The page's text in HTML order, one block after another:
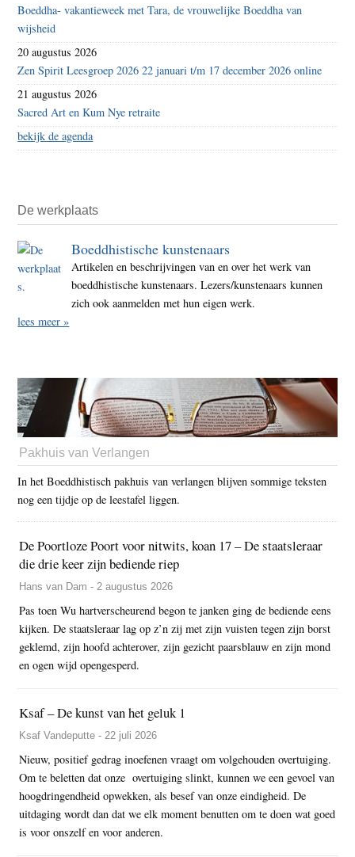
Boeddha- vakantieweek met Tara, de vrouwelijke Boeddha van
wijsheid
20 augustus 2026
Zen Spirit Leesgroep 2026 22 januari t/m 17 december 2026 online
21 augustus 2026
Sacred Art en Kum Nye retraite
bekijk de agenda
De werkplaats
Boeddhistische kunstenaars
Artikelen en beschrijvingen van en over het werk van
boeddhistische kunstenaars. Lezers/kunstenaars kunnen
zich ook aanmelden met hun eigen werk.
lees meer »
Pakhuis van Verlangen
In het Boeddhistisch pakhuis van verlangen blijven sommige teksten
nog een tijdje op de leestafel liggen.
De Poortloze Poort voor nitwits, koan 17 – De staatsleraar
die drie keer zijn bediende riep
Hans van Dam - 2 augustus 2026
Pas toen Wu hartverscheurend begon te janken ging de bediende eens
kijken. De staatsleraar lag op z’n zij met zijn vuisten tegen zijn borst
geklemd, zijn hoofd achterover, zijn gezicht paarsblauw en zijn mond
en ogen wijd opengesperd.
Ksaf – De kunst van het geluk 1
Ksaf Vandeputte - 22 juli 2026
Nieuw, positief gedrag inoefenen vraagt om volgehouden overtuiging.
Om te beletten dat onze overtuiging slinkt, kunnen we een gevoel van
hoogdringendheid opwekken, als besef van onze eindigheid. De
uitdaging wordt dan dat we elk moment benutten om te doen wat goed
is voor onszelf en voor anderen.